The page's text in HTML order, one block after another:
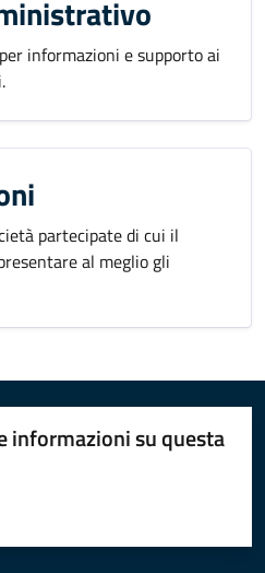
informazioni e supporto ai
partecipate di cui il
al meglio gli
informazioni su questa
su 5
5